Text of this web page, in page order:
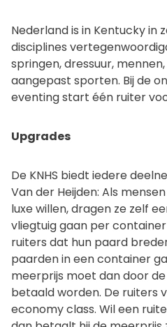
Nederland is in Kentucky in
disciplines
springen, dressuur,
aangepast sporten. Bij de
eventing start één ruiter
Upgrades
De KNHS biedt iedere
Van der Heijden: Als
luxe willen, dragen ze zelf
vliegtuig gaan per
ruiters dat hun paard
paarden in een container
meerprijs moet dan door
betaald worden. De ruiters
economy class. Wil een